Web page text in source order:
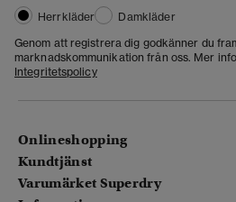
Herrkläder
Damkläder
Genom att registrera dig godkänner du
marknadskommunikation från oss. Mer
Integritetspolicy
Onlineshopping
Kundtjänst
Varumärket Superdry